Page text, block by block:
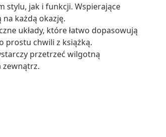
stylu, jak i funkcji. Wspierające
każdą okazję.
układy, które łatwo dopasowują
prostu chwili z książką.
przetrzeć wilgotną
zewnątrz.